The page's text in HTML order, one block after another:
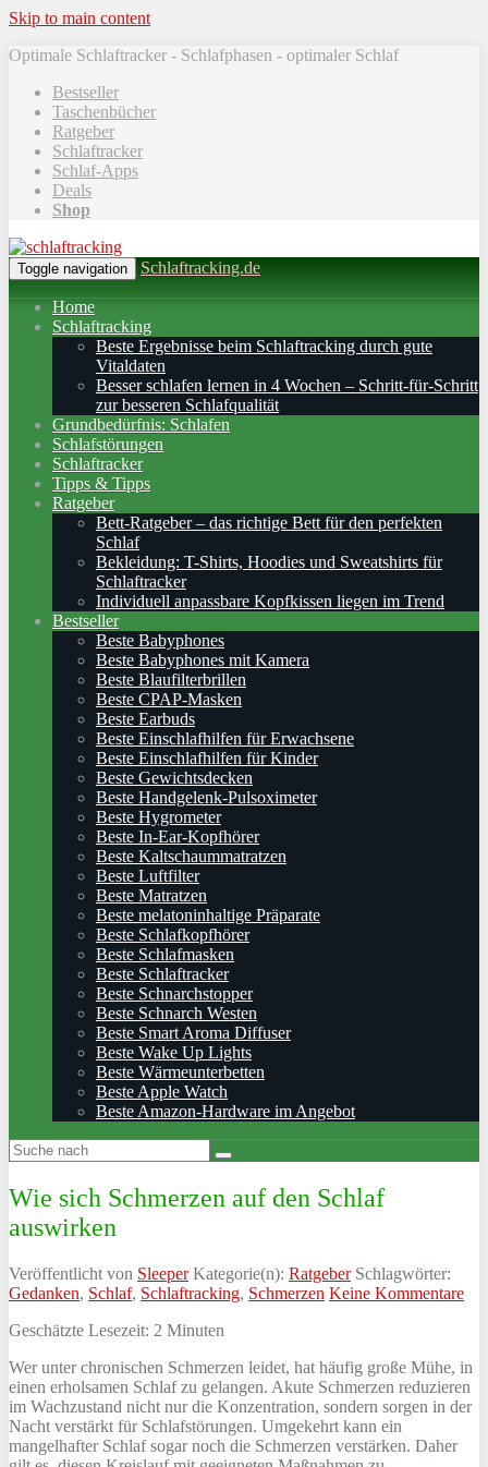
Skip to main content
Optimale Schlaftracker - Schlafphasen - optimaler Schlaf
Bestseller
Taschenbücher
Ratgeber
Schlaftracker
Schlaf-Apps
Deals
Shop
Toggle navigation Schlaftracking.de
Home
Schlaftracking
Beste Ergebnisse beim Schlaftracking durch gute
Vitaldaten
Besser schlafen lernen in 4 Wochen – Schritt‑für‑Schritt
zur besseren Schlafqualität
Grundbedürfnis: Schlafen
Schlafstörungen
Schlaftracker
Tipps & Tipps
Ratgeber
Bett-Ratgeber – das richtige Bett für den perfekten
Schlaf
Bekleidung: T-Shirts, Hoodies und Sweatshirts für
Schlaftracker
Individuell anpassbare Kopfkissen liegen im Trend
Bestseller
Beste Babyphones
Beste Babyphones mit Kamera
Beste Blaufilterbrillen
Beste CPAP-Masken
Beste Earbuds
Beste Einschlafhilfen für Erwachsene
Beste Einschlafhilfen für Kinder
Beste Gewichtsdecken
Beste Handgelenk-Pulsoximeter
Beste Hygrometer
Beste In-Ear-Kopfhörer
Beste Kaltschaummatratzen
Beste Luftfilter
Beste Matratzen
Beste melatoninhaltige Präparate
Beste Schlafkopfhörer
Beste Schlafmasken
Beste Schlaftracker
Beste Schnarchstopper
Beste Schnarch Westen
Beste Smart Aroma Diffuser
Beste Wake Up Lights
Beste Wärmeunterbetten
Beste Apple Watch
Beste Amazon-Hardware im Angebot
Wie sich Schmerzen auf den Schlaf
auswirken
Veröffentlicht von Sleeper Kategorie(n): RatgeberSchlagwörter:
Gedanken, Schlaf, Schlaftracking, Schmerzen Keine Kommentare
Geschätzte Lesezeit: 2 Minuten
Wer unter chronischen Schmerzen leidet, hat häufig große Mühe, in
einen erholsamen Schlaf zu gelangen. Akute Schmerzen reduzieren
im Wachzustand nicht nur die Konzentration, sondern sorgen in der
Nacht verstärkt für Schlafstörungen. Umgekehrt kann ein
mangelhafter Schlaf sogar noch die Schmerzen verstärken. Daher